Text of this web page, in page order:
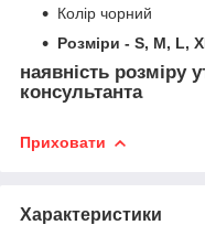
Колір чорний
Розміри - S, M, L,
наявність розміру
консультанта
Приховати
Характеристики